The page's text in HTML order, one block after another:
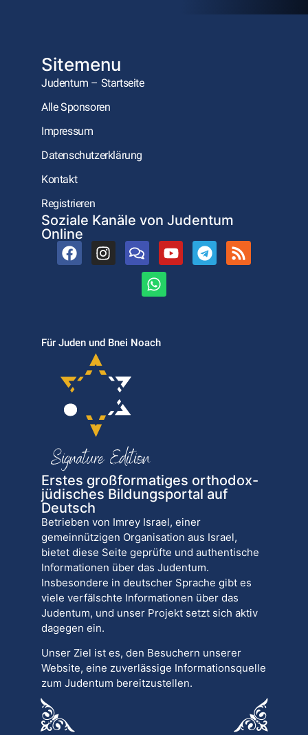
Sitemenu
Judentum – Startseite
Alle Sponsoren
Impressum
Datenschutzerklärung
Kontakt
Registrieren
Soziale Kanäle von Judentum
Online
Für Juden und Bnei Noach
Erstes großformatiges orthodox-
jüdisches Bildungsportal auf
Deutsch
Betrieben von Imrey Israel, einer
gemeinnützigen Organisation aus Israel,
bietet diese Seite geprüfte und authentische
Informationen über das Judentum.
Insbesondere in deutscher Sprache gibt es
viele verfälschte Informationen über das
Judentum, und unser Projekt setzt sich aktiv
dagegen ein.
Unser Ziel ist es, den Besuchern unserer
Website, eine zuverlässige Informationsquelle
zum Judentum bereitzustellen.